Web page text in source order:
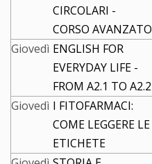
CIRCOLARI -
CORSO AVANZATO
Giovedì ENGLISH FOR
EVERYDAY LIFE -
FROM A2.1 TO A2.2
Giovedì I FITOFARMACI:
COME LEGGERE LE
ETICHETE